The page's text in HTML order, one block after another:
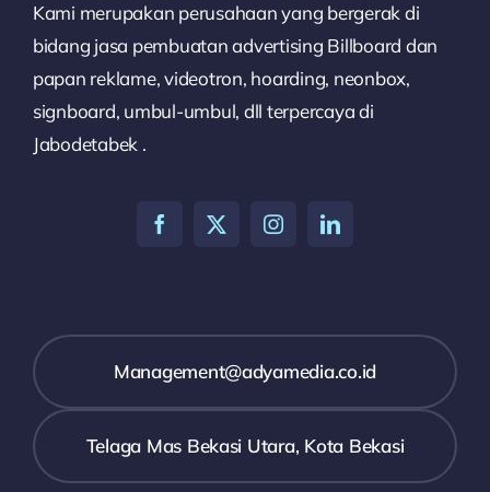
Kami merupakan perusahaan yang bergerak di
bidang jasa pembuatan advertising Billboard dan
papan reklame, videotron, hoarding, neonbox,
signboard, umbul-umbul, dll terpercaya di
Jabodetabek .
Management@adyamedia.co.id
Telaga Mas Bekasi Utara, Kota Bekasi